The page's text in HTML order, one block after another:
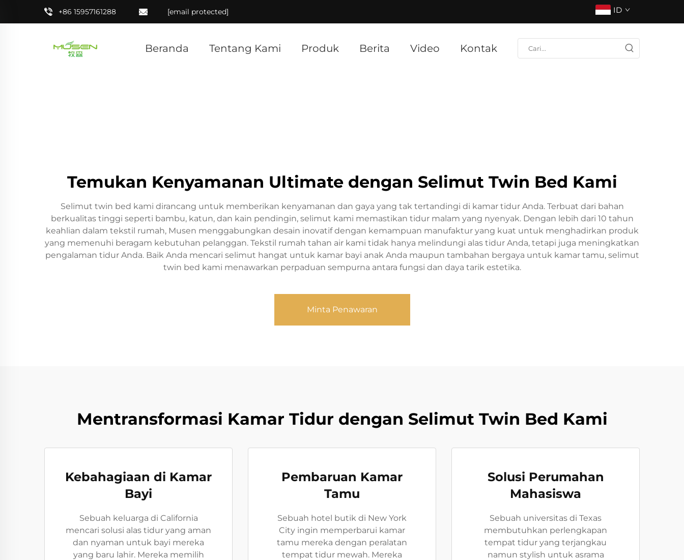
+86 15957161288 [email protected] ID
Beranda Tentang Kami Produk Berita Video Kontak
Temukan Kenyamanan Ultimate dengan Selimut Twin Bed Kami
Selimut twin bed kami dirancang untuk memberikan kenyamanan dan gaya yang tak tertandingi di kamar tidur Anda. Terbuat dari bahan
berkualitas tinggi seperti bambu, katun, dan kain pendingin, selimut kami memastikan tidur malam yang nyenyak. Dengan lebih dari 10 tahun
keahlian dalam tekstil rumah, Musen menggabungkan desain inovatif dengan kemampuan manufaktur yang kuat untuk menghadirkan produk
yang memenuhi beragam kebutuhan pelanggan. Tekstil rumah tahan air kami tidak hanya melindungi alas tidur Anda, tetapi juga meningkatkan
pengalaman tidur Anda. Baik Anda mencari selimut hangat untuk kamar bayi anak Anda maupun tambahan bergaya untuk kamar tamu, selimut
twin bed kami menawarkan perpaduan sempurna antara fungsi dan daya tarik estetika.
Minta Penawaran
Mentransformasi Kamar Tidur dengan Selimut Twin Bed Kami
Kebahagiaan di Kamar
Bayi
Sebuah keluarga di California
mencari solusi alas tidur yang aman
dan nyaman untuk bayi mereka
yang baru lahir. Mereka memilih
Pembaruan Kamar
Tamu
Sebuah hotel butik di New York
City ingin memperbarui kamar
tamu mereka dengan peralatan
tempat tidur mewah. Mereka
Solusi Perumahan
Mahasiswa
Sebuah universitas di Texas
membutuhkan perlengkapan
tempat tidur yang terjangkau
namun stylish untuk asrama